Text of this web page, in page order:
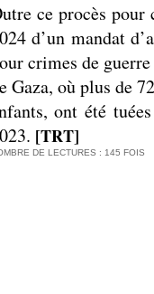
ce procès
d’un mandat
crimes de
Gaza, où plus de
ont été
[TRT]
DE LECTURES : 145 FOIS